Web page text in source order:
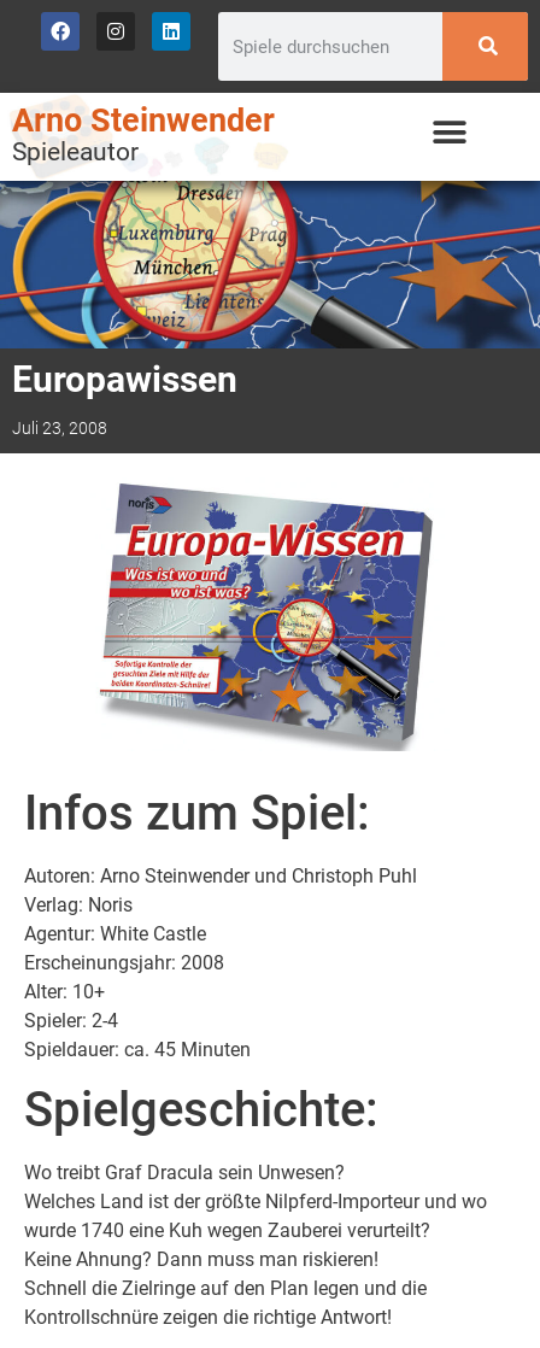
Arno Steinwender
Spieleautor
Europawissen
Juli 23, 2008
Infos zum Spiel:
Autoren: Arno Steinwender und Christoph Puhl
Verlag: Noris
Agentur: White Castle
Erscheinungsjahr: 2008
Alter: 10+
Spieler: 2-4
Spieldauer: ca. 45 Minuten
Spielgeschichte:
Wo treibt Graf Dracula sein Unwesen?
Welches Land ist der größte Nilpferd-Importeur und wo
wurde 1740 eine Kuh wegen Zauberei verurteilt?
Keine Ahnung? Dann muss man riskieren!
Schnell die Zielringe auf den Plan legen und die
Kontrollschnüre zeigen die richtige Antwort!